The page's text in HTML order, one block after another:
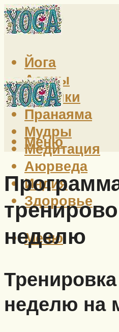
Йога
Асаны
Техники
Пранаяма
Мудры
Медитация
Аюрведа
Индия
Здоровье
Меню
Меню
неделю
неделю на